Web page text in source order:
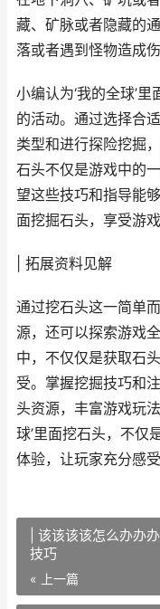
藏、矿脉或者隐藏的
落或者遇到怪物造成伤
小编认为‘我的全球’
的活动。通过选择合
类型和进行探险挖掘
石头不仅是游戏中的
望这些技巧和指导能
面挖掘石头，享受游戏
| 拓展资料见解
通过挖石头这一简单
源，还可以探索游戏
中，不仅仅是获取石
受。掌握挖掘技巧和
头资源，丰富游戏玩
球’里面挖石头，不仅
体验，让玩家充分感
| 该该该该怎么办办
技巧
« 上一篇